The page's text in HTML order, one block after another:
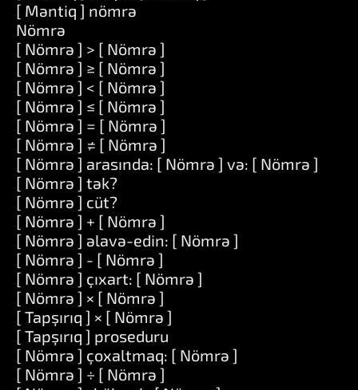
[ Məntiq ] nömrə
Nömrə
[ Nömrə ] > [ Nömrə ]
[ Nömrə ] ≥ [ Nömrə ]
[ Nömrə ] < [ Nömrə ]
[ Nömrə ] ≤ [ Nömrə ]
[ Nömrə ] = [ Nömrə ]
[ Nömrə ] ≠ [ Nömrə ]
[ Nömrə ] arasında: [ Nömrə ] və: [ Nömrə ]
[ Nömrə ] tək?
[ Nömrə ] cüt?
[ Nömrə ] + [ Nömrə ]
[ Nömrə ] əlavə-edin: [ Nömrə ]
[ Nömrə ] - [ Nömrə ]
[ Nömrə ] çıxart: [ Nömrə ]
[ Nömrə ] × [ Nömrə ]
[ Tapşırıq ] × [ Nömrə ]
[ Tapşırıq ] proseduru
[ Nömrə ] çoxaltmaq: [ Nömrə ]
[ Nömrə ] ÷ [ Nömrə ]